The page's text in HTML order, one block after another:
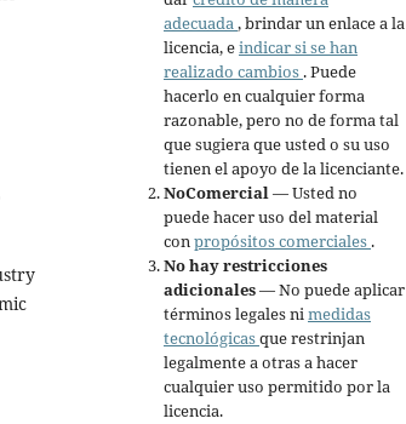
adecuada, brindar un enlace a la
licencia, eindicar si se han
realizado cambios . Puede
hacerlo en cualquier forma
razonable, pero no de forma tal
que sugiera que usted o su uso
tienen el apoyo de la licenciante.
NoComercial— Usted no
puede hacer uso del material
conpropósitos comerciales .
No hay restricciones
adicionales— No puede aplicar
términos legales nimedidas
tecnológicasque restrinjan
legalmente a otras a hacer
cualquier uso permitido por la
licencia.